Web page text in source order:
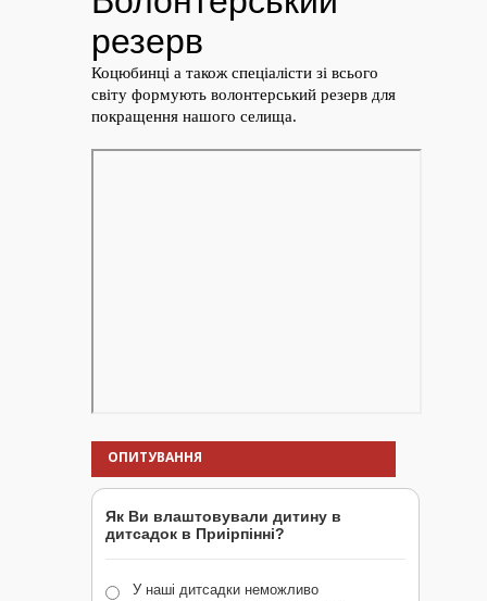
ОПИТУВАННЯ
Як Ви влаштовували дитину в
дитсадок в Приірпінні?
У наші дитсадки неможливо